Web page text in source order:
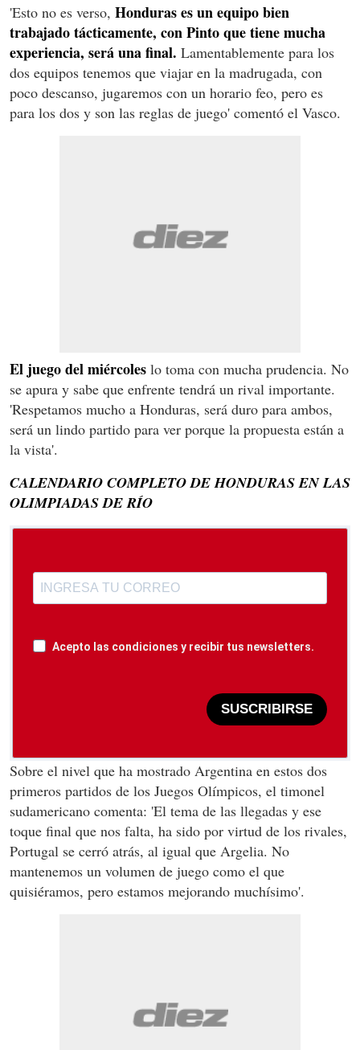
'Esto no es verso, Honduras es un equipo bien
trabajado tácticamente, con Pinto que tiene mucha
experiencia, será una final. Lamentablemente para los
dos equipos tenemos que viajar en la madrugada, con
poco descanso, jugaremos con un horario feo, pero es
para los dos y son las reglas de juego' comentó el Vasco.
El juego del miércoles lo toma con mucha prudencia. No
se apura y sabe que enfrente tendrá un rival importante.
'Respetamos mucho a Honduras, será duro para ambos,
será un lindo partido para ver porque la propuesta están a
la vista'.
CALENDARIO COMPLETO DE HONDURAS EN LAS
OLIMPIADAS DE RÍO
Acepto las condiciones y recibir tus newsletters.
SUSCRIBIRSE
Sobre el nivel que ha mostrado Argentina en estos dos
primeros partidos de los Juegos Olímpicos, el timonel
sudamericano comenta: 'El tema de las llegadas y ese
toque final que nos falta, ha sido por virtud de los rivales,
Portugal se cerró atrás, al igual que Argelia. No
mantenemos un volumen de juego como el que
quisiéramos, pero estamos mejorando muchísimo'.